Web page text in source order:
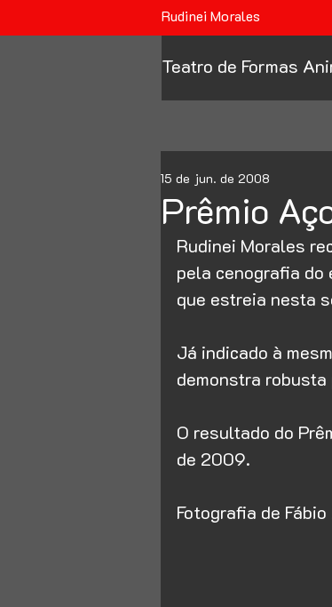
Teatro de Formas
Rudinei Morales
Prêmio
15 de jun. de 2008
Rudinei Morales
pela cenografia do
que estreia nesta
Já indicado à
demonstra
O resultado do
de 2009.
Fotografia de Fábio